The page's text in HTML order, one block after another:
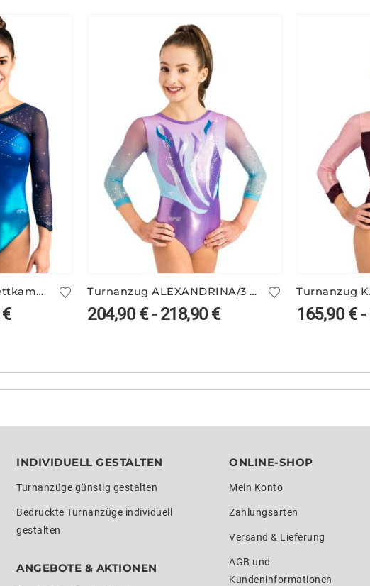
Glitzernder blauer Wettkampf Anzug ELSY/3
€
Turnanzug ALEXANDRINA/3 mit 3/4-Arm
204,90€-218,90€ 165,90€-
INDIVIDUELL GESTALTEN
Turnanzüge günstig gestalten
Bedruckte Turnanzüge individuell
gestalten
ANGEBOTE & AKTIONEN
ONLINE-SHOP
Mein Konto
Zahlungsarten
Versand & Lieferung
AGB und
Kundeninformationen